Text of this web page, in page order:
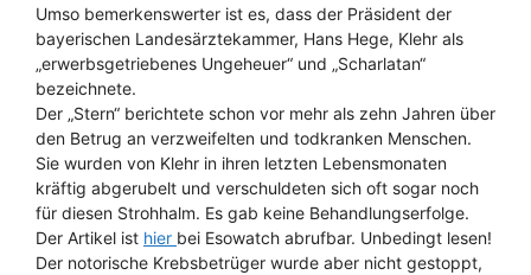
Umso bemerkenswerter ist es, dass der Präsident der
bayerischen Landesärztekammer, Hans Hege, Klehr als
„erwerbsgetriebenes Ungeheuer“ und „Scharlatan“
bezeichnete.
Der „Stern“ berichtete schon vor mehr als zehn Jahren über
den Betrug an verzweifelten und todkranken Menschen.
Sie wurden von Klehr in ihren letzten Lebensmonaten
kräftig abgerubelt und verschuldeten sich oft sogar noch
für diesen Strohhalm. Es gab keine Behandlungserfolge.
Der Artikel ist hier bei Esowatch abrufbar. Unbedingt lesen!
Der notorische Krebsbetrüger wurde aber nicht gestoppt,